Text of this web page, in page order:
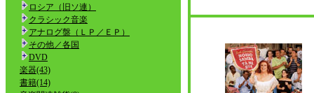
ロシア（旧ソ連）
クラシック音楽
アナログ盤（ＬＰ／ＥＰ）
その他／各国
DVD
楽器(43)
書籍(14)